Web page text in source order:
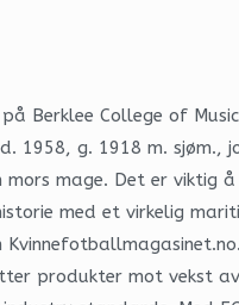
Berklee College of
1958, g. 1918 m. sjøm.,
mors mage. Det er
med et virkelig
produkter mot vekst